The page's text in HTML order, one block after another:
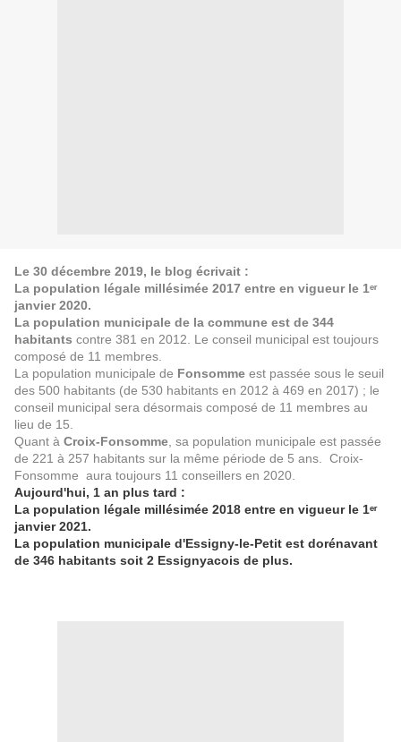
Le 30 décembre 2019, le blog écrivait :
La population légale millésimée 2017 entre en vigueur le 1ᵉʳ
janvier 2020.
La population municipale de la commune est de 344
habitants contre 381 en 2012. Le conseil municipal est toujours
composé de 11 membres.
La population municipale de Fonsomme est passée sous le seuil
des 500 habitants (de 530 habitants en 2012 à 469 en 2017) ; le
conseil municipal sera désormais composé de 11 membres au
lieu de 15.
Quant à Croix-Fonsomme , sa population municipale est passée
de 221 à 257 habitants sur la même période de 5 ans. Croix-
Fonsomme aura toujours 11 conseillers en 2020.
Aujourd'hui, 1 an plus tard :
La population légale millésimée 2018 entre en vigueur le 1ᵉʳ
janvier 2021.
La population municipale d'Essigny-le-Petit est dorénavant
de 346 habitants soit 2 Essignyacois de plus.